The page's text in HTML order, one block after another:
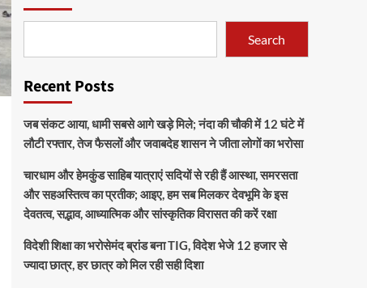
Search
Recent Posts
जब संकट आया, धामी सबसे आगे खड़े मिले; नंदा की चौकी में 12 घंटे में
लौटी रफ्तार, तेज फैसलों और जवाबदेह शासन ने जीता लोगों का भरोसा
चारधाम और हेमकुंड साहिब यात्राएं सदियों से रही हैं आस्था, समरसता
और सहअस्तित्व का प्रतीक; आइए, हम सब मिलकर देवभूमि के इस
देवतत्व, सद्भाव, आध्यात्मिक और सांस्कृतिक विरासत की करें रक्षा
विदेशी शिक्षा का भरोसेमंद ब्रांड बना TIG, विदेश भेजे 12 हजार से
ज्यादा छात्र, हर छात्र को मिल रही सही दिशा